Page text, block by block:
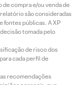
compra e/ou venda de
são consideradas
fontes públicas. A XP
tomada pelo
de risco dos
cada perfil de
recomendações